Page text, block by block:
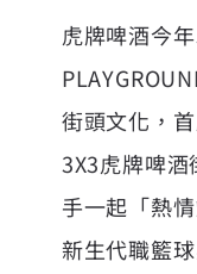
虎牌啤酒今
街頭文化，
3X3虎牌啤
手一起「熱
新生代職籃